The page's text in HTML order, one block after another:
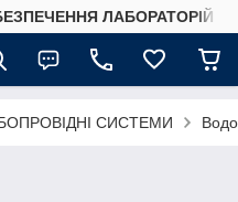
ЛАБОРАТОРІЙ
СИСТЕМИ